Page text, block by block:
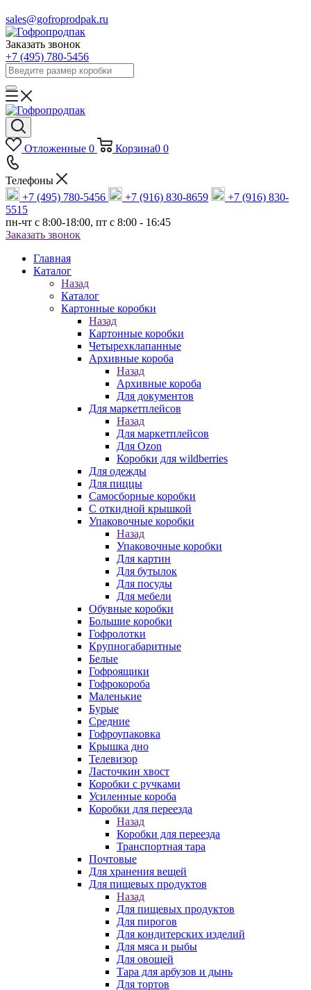
sales@gofroprodpak.ru
Заказать звонок
+7 (495) 780-5456
Отложенные 0 Корзина0 0
Телефоны
+7 (495) 780-5456
+7 (916) 830-8659
+7 (916) 830-
5515
пн-чт c 8:00-18:00, пт с 8:00 - 16:45
Заказать звонок
Главная
Каталог
Назад
Каталог
Картонные коробки
Назад
Картонные коробки
Четырехклапанные
Архивные короба
Назад
Архивные короба
Для документов
Для маркетплейсов
Назад
Для маркетплейсов
Для Ozon
Коробки для wildberries
Для одежды
Для пиццы
Самосборные коробки
С откидной крышкой
Упаковочные коробки
Назад
Упаковочные коробки
Для картин
Для бутылок
Для посуды
Для мебели
Обувные коробки
Большие коробки
Гофролотки
Крупногабаритные
Белые
Гофроящики
Гофрокороба
Маленькие
Бурые
Средние
Гофроупаковка
Крышка дно
Телевизор
Ласточкин хвост
Коробки с ручками
Усиленные короба
Коробки для переезда
Назад
Коробки для переезда
Транспортная тара
Почтовые
Для хранения вещей
Для пищевых продуктов
Назад
Для пищевых продуктов
Для пирогов
Для кондитерских изделий
Для мяса и рыбы
Для овощей
Тара для арбузов и дынь
Для тортов